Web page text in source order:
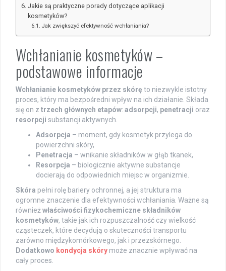
Jakie są praktyczne porady dotyczące aplikacji
kosmetyków?
Jak zwiększyć efektywność wchłaniania?
Wchłanianie kosmetyków –
podstawowe informacje
Wchłanianie kosmetyków przez skórę to niezwykle istotny
proces, który ma bezpośredni wpływ na ich działanie. Składa
się on z trzech głównych etapów: adsorpcji, penetracji oraz
resorpcji substancji aktywnych.
Adsorpcja – moment, gdy kosmetyk przylega do
powierzchni skóry,
Penetracja – wnikanie składników w głąb tkanek,
Resorpcja – biologicznie aktywne substancje
docierają do odpowiednich miejsc w organizmie.
Skóra pełni rolę bariery ochronnej, a jej struktura ma
ogromne znaczenie dla efektywności wchłaniania. Ważne są
równieżwłaściwości fizykochemiczne składników
kosmetyków, takie jak ich rozpuszczalność czy wielkość
cząsteczek, które decydują o skuteczności transportu
zarówno międzykomórkowego, jak i przezskórnego.
Dodatkowo kondycja skóry może znacznie wpływać na
cały proces.